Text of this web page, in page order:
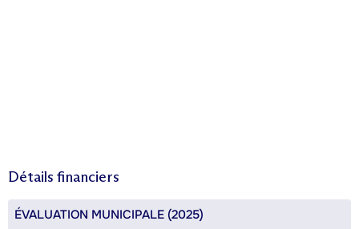
Détails financiers
ÉVALUATION MUNICIPALE (2025)